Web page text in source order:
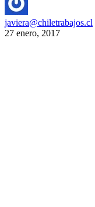
javiera@chiletrabajos.cl
27 enero, 2017